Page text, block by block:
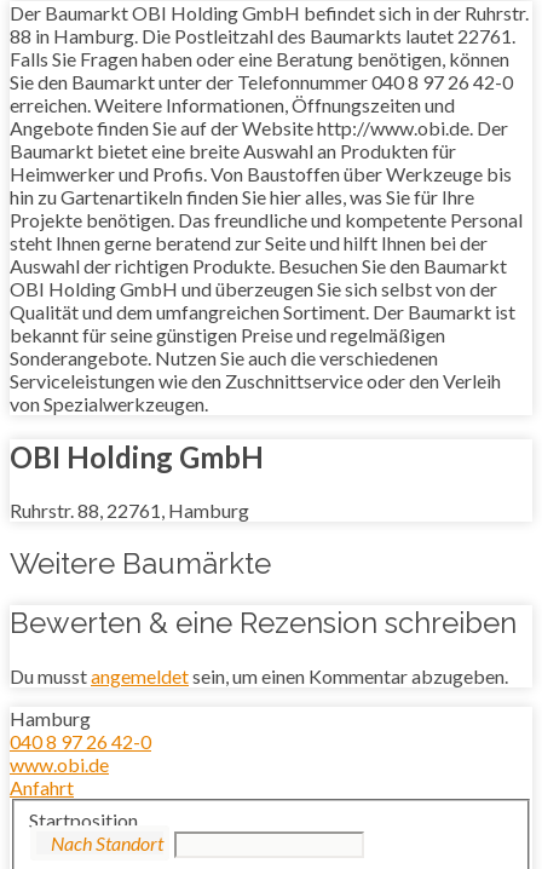
Der Baumarkt OBI Holding GmbH befindet sich in der Ruhrstr.
88 in Hamburg. Die Postleitzahl des Baumarkts lautet 22761.
Falls Sie Fragen haben oder eine Beratung benötigen, können
Sie den Baumarkt unter der Telefonnummer 040 8 97 26 42-0
erreichen. Weitere Informationen, Öffnungszeiten und
Angebote finden Sie auf der Website http://www.obi.de. Der
Baumarkt bietet eine breite Auswahl an Produkten für
Heimwerker und Profis. Von Baustoffen über Werkzeuge bis
hin zu Gartenartikeln finden Sie hier alles, was Sie für Ihre
Projekte benötigen. Das freundliche und kompetente Personal
steht Ihnen gerne beratend zur Seite und hilft Ihnen bei der
Auswahl der richtigen Produkte. Besuchen Sie den Baumarkt
OBI Holding GmbH und überzeugen Sie sich selbst von der
Qualität und dem umfangreichen Sortiment. Der Baumarkt ist
bekannt für seine günstigen Preise und regelmäßigen
Sonderangebote. Nutzen Sie auch die verschiedenen
Serviceleistungen wie den Zuschnittservice oder den Verleih
von Spezialwerkzeugen.
OBI Holding GmbH
Ruhrstr. 88, 22761, Hamburg
Weitere Baumärkte
Bewerten & eine Rezension schreiben
Du musstangemeldetsein, um einen Kommentar abzugeben.
Hamburg
040 8 97 26 42-0
www.obi.de
Anfahrt
Startposition